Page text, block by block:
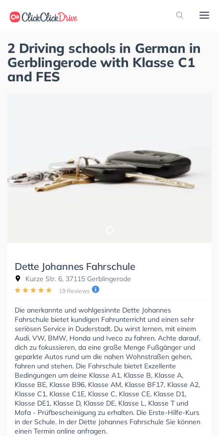
2 Driving schools in German in
Gerblingerode with Klasse C1
and FES
Dette Johannes Fahrschule
Kurze Str. 6, 37115 Gerblingerode
19 Reviews
Die anerkannte und wohlgesinnte Dette Johannes
Fahrschule bietet kundigen Fahrunterricht und einen sehr
seriösen Service in Duderstadt. Du wirst lernen, mit einem
Audi, VW, BMW, Honda und Iveco zu fahren. Achte darauf,
dich zu fokussieren, da eine große Menge Fußgänger und
geparkte Autos rund um die nahen Wohnstraßen gehen,
fahren und stehen. Die Fahrschule bietet Exzellente
Bedingungen um deine Klasse A1, Klasse B, Klasse A,
Klasse BE, Klasse B96, Klasse AM, Klasse BF17, Klasse A2,
Klasse C1, Klasse C1E, Klasse C, Klasse CE, Klasse D1,
Klasse DE1, Klasse D, Klasse DE, Klasse L, Klasse T und
Mofa - Prüfbescheinigung zu erhalten. Die Erste-Hilfe-Kurs
in der Schule. In der Dette Johannes Fahrschule Sie können
einen Termin online anfragen.